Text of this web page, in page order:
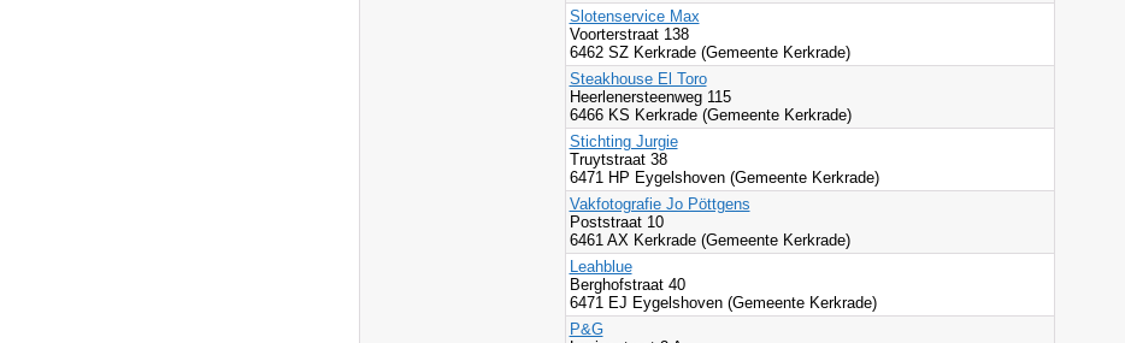
Slotenservice Max
Voorterstraat 138
6462 SZ Kerkrade (Gemeente Kerkrade)
Steakhouse El Toro
Heerlenersteenweg 115
6466 KS Kerkrade (Gemeente Kerkrade)
Stichting Jurgie
Truytstraat 38
6471 HP Eygelshoven (Gemeente Kerkrade)
Vakfotografie Jo Pöttgens
Poststraat 10
6461 AX Kerkrade (Gemeente Kerkrade)
Leahblue
Berghofstraat 40
6471 EJ Eygelshoven (Gemeente Kerkrade)
P&G